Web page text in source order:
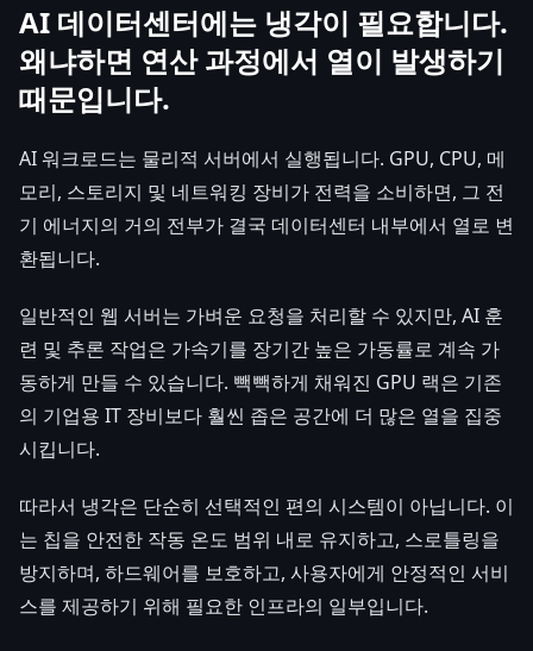
AI 데이터센터에는 냉각이 필요합니다.
왜냐하면 연산 과정에서 열이 발생하기
때문입니다.
AI 워크로드는 물리적 서버에서 실행됩니다. GPU, CPU, 메
모리, 스토리지 및 네트워킹 장비가 전력을 소비하면, 그 전
기 에너지의 거의 전부가 결국 데이터센터 내부에서 열로 변
환됩니다.
일반적인 웹 서버는 가벼운 요청을 처리할 수 있지만, AI 훈
련 및 추론 작업은 가속기를 장기간 높은 가동률로 계속 가
동하게 만들 수 있습니다. 빽빽하게 채워진 GPU 랙은 기존
의 기업용 IT 장비보다 훨씬 좁은 공간에 더 많은 열을 집중
시킵니다.
따라서 냉각은 단순히 선택적인 편의 시스템이 아닙니다. 이
는 칩을 안전한 작동 온도 범위 내로 유지하고, 스로틀링을
방지하며, 하드웨어를 보호하고, 사용자에게 안정적인 서비
스를 제공하기 위해 필요한 인프라의 일부입니다.